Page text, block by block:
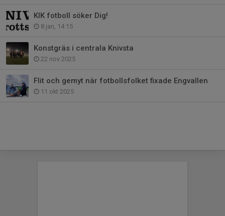
KIK fotboll söker Dig!
8 jan, 14:15
Konstgräs i centrala Knivsta
22 nov 2025
Flit och gemyt när fotbollsfolket fixade Engvallen
11 okt 2025